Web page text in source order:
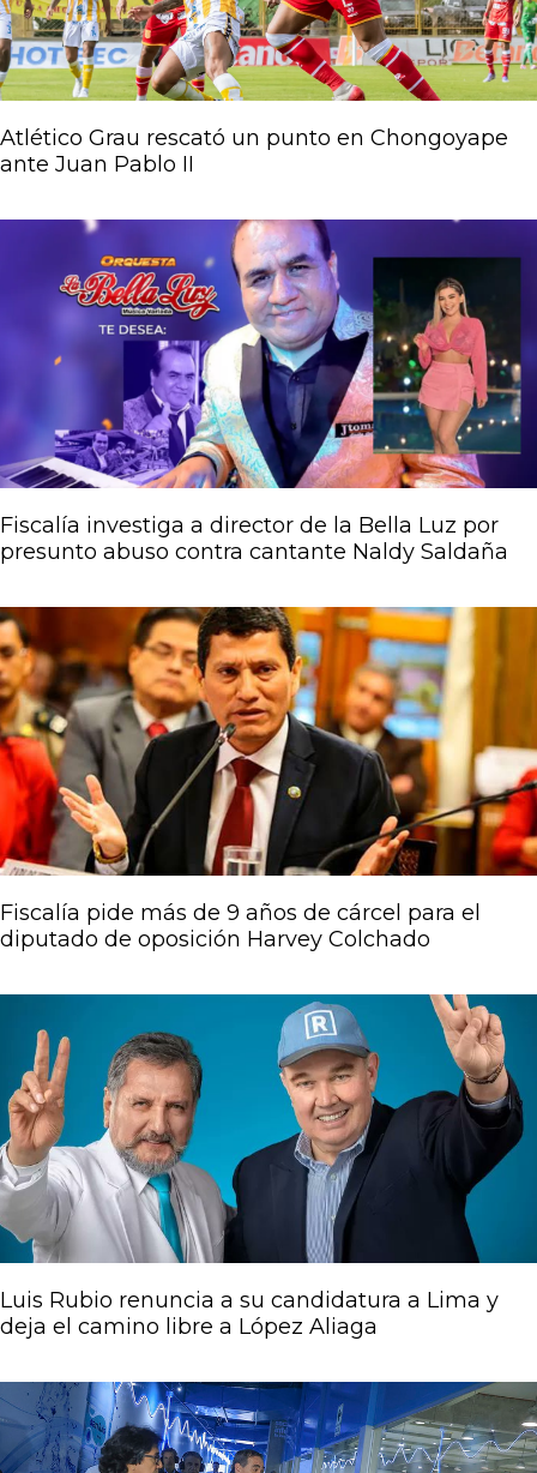
Atlético Grau rescató un punto en Chongoyape
ante Juan Pablo II
Fiscalía investiga a director de la Bella Luz por
presunto abuso contra cantante Naldy Saldaña
Fiscalía pide más de 9 años de cárcel para el
diputado de oposición Harvey Colchado
Luis Rubio renuncia a su candidatura a Lima y
deja el camino libre a López Aliaga